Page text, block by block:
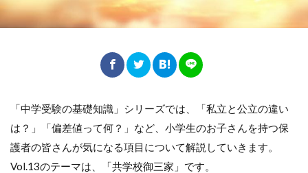
「中学受験の基礎知識」シリーズでは、「私立と公立の違い
は？」「偏差値って何？」など、小学生のお子さんを持つ保
護者の皆さんが気になる項目について解説していきます。
Vol.13のテーマは、「共学校御三家」です。